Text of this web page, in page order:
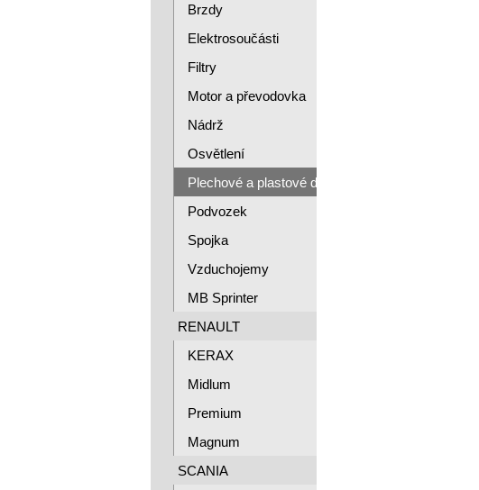
Brzdy
Elektrosoučásti
Filtry
Motor a převodovka
Nádrž
Osvětlení
Plechové a plastové díly
Podvozek
Spojka
Vzduchojemy
MB Sprinter
RENAULT
KERAX
Midlum
Premium
Magnum
SCANIA